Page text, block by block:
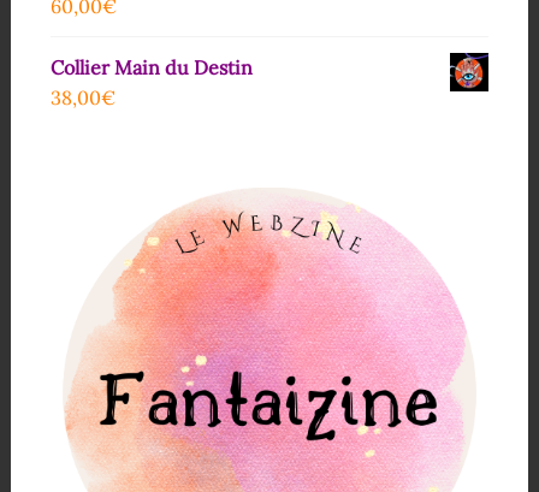
Note5.00
60,00€
Collier Main du Destin
38,00€